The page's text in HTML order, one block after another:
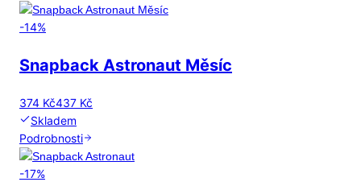
-14%
Snapback Astronaut Měsíc
374 Kč437 Kč
Skladem
Podrobnosti
-17%